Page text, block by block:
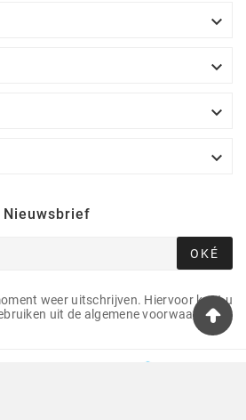




Nieuwsbrief
OKÉ
weer uitschrijven. Hiervoor kunt u
uit de algemene voorwaarden.